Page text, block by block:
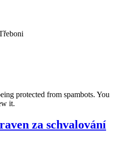
protected from spambots. You
it.
za schvalování